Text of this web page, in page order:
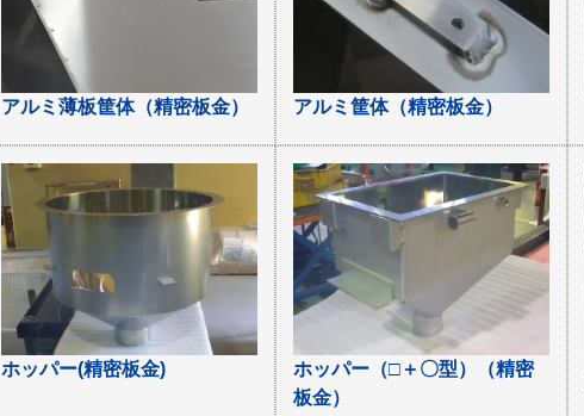
アルミ薄板筐体（精密板金） アルミ筐体（精密板金）
ホッパー(精密板金)
ホッパー（□＋〇型）（精密
板金）